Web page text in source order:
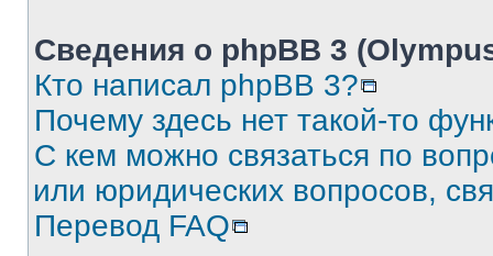
Сведения о phpBB 3
Кто написал phpBB 3?
Почему здесь нет такой-то
С кем можно связаться по
или юридических вопросов,
Перевод FAQ